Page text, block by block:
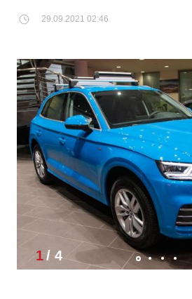
29.09.2021 02:46
1/ 4